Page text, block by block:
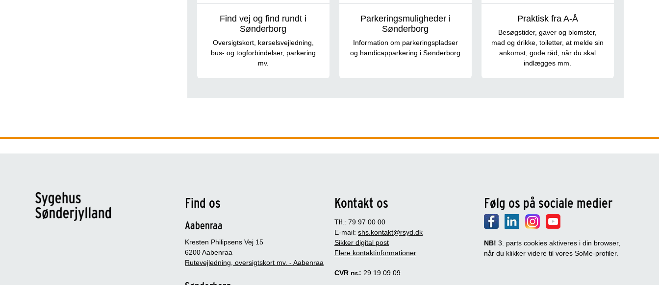
Find vej og find rundt i
Sønderborg
Oversigtskort, kørselsvejledning,
bus- og togforbindelser, parkering
mv.
Parkeringsmuligheder i
Sønderborg
Information om parkeringspladser
og handicapparkering i Sønderborg
Praktisk fra A-Å
Besøgstider, gaver og blomster,
mad og drikke, toiletter, at melde sin
ankomst, gode råd, når du skal
indlægges mm.
Find os
Aabenraa
Kresten Philipsens Vej 15
6200 Aabenraa
Rutevejledning, oversigtskort mv. - Aabenraa
Kontakt os
Tlf.: 79 97 00 00
E-mail: shs.kontakt@rsyd.dk
Sikker digital post
Flere kontaktinformationer
CVR nr.: 29 19 09 09
Følg os på sociale medier
NB! 3. parts cookies aktiveres i din browser,
når du klikker videre til vores SoMe-profiler.